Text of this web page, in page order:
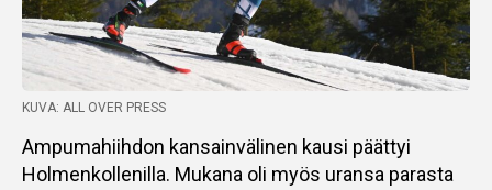
KUVA: ALL OVER PRESS
Ampumahiihdon kansainvälinen kausi päättyi
Holmenkollenilla. Mukana oli myös uransa parasta